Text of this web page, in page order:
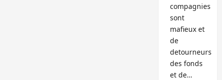
compagnies
sont
mafieux et
de
detourneurs
des fonds
et de…